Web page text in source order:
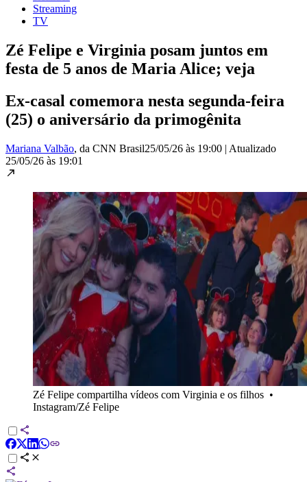
Streaming
TV
Zé Felipe e Virginia posam juntos em
festa de 5 anos de Maria Alice; veja
Ex-casal comemora nesta segunda-feira
(25) o aniversário da primogênita
Mariana Valbão, da CNN Brasil25/05/26 às 19:00 | Atualizado
25/05/26 às 19:01
Zé Felipe compartilha vídeos com Virginia e os filhos •
Instagram/Zé Felipe